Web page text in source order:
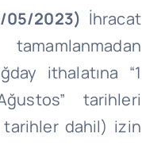
05/2023) İhracat
ithalatına “1
tarihleri
tarihler dahil) izin